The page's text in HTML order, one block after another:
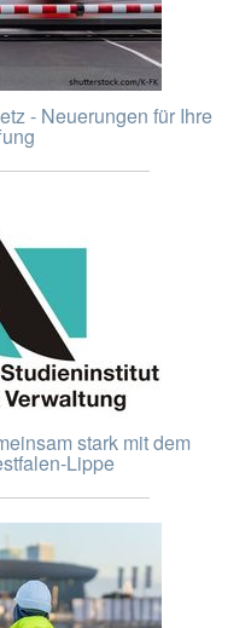
- Neuerungen für Ihre
stark mit dem
Lippe